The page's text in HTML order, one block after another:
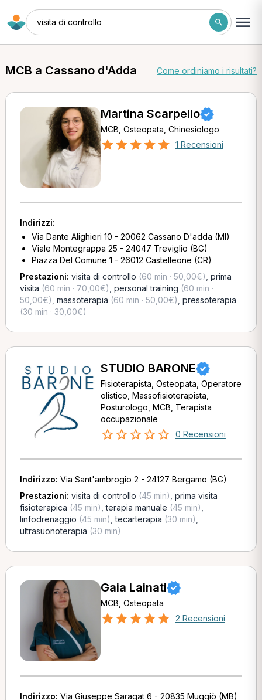
visita di controllo
MCB a Cassano d'Adda Come ordiniamo i risultati?
Martina Scarpello
MCB, Osteopata, Chinesiologo
1 Recensioni
Indirizzi:
Via Dante Alighieri 10 - 20062 Cassano D'adda (MI)
Viale Montegrappa 25 - 24047 Treviglio (BG)
Piazza Del Comune 1 - 26012 Castelleone (CR)
Prestazioni: visita di controllo (60 min · 50,00€) prima
visita (60 min · 70,00€) personal training (60 min ·
50,00€) massoterapia (60 min · 50,00€) pressoterapia
(30 min · 30,00€)
STUDIO BARONE
Fisioterapista, Osteopata, Operatore
olistico, Massofisioterapista,
Posturologo, MCB, Terapista
occupazionale
0 Recensioni
Indirizzo: Via Sant'ambrogio 2 - 24127 Bergamo (BG)
Prestazioni: visita di controllo (45 min) prima visita
fisioterapica (45 min) ,terapia manuale (45 min)
linfodrenaggio (45 min) ,tecarterapia (30 min)
ultrasuonoterapia (30 min)
Gaia Lainati
MCB, Osteopata
2 Recensioni
Indirizzo: Via Giuseppe Saragat 6 - 20835 Muggiò (MB)